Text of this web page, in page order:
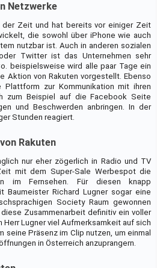
Netzwerke
Zeit und hat bereits vor einiger Zeit
die sowohl über iPhone wie auch
nutzbar ist. Auch in anderen sozialen
Twitter ist das Unternehmen sehr
beispielsweise wird alle paar Tage ein
Aktion von Rakuten vorgestellt. Ebenso
zur Kommunikation mit ihren
zum Beispiel auf die Facebook Seite
und Beschwerden anbringen. In der
Stunden reagiert.
Rakuten
nur eher zögerlich in Radio und TV
mit dem Super-Sale Werbespot die
im Fernsehen. Für diesen knapp
Baumeister Richard Lugner sogar eine
Society Raum gewonnen
Zusammenarbeit definitiv ein voller
Herr Lugner viel Aufmerksamkeit auf sich
Präsenz im Clip nutzen, um einmal
in Österreich anzuprangern.